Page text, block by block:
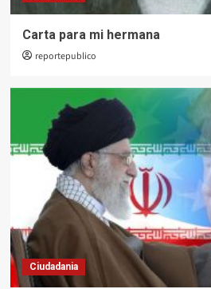
Carta para mi hermana
reportepublico
Ciudadania